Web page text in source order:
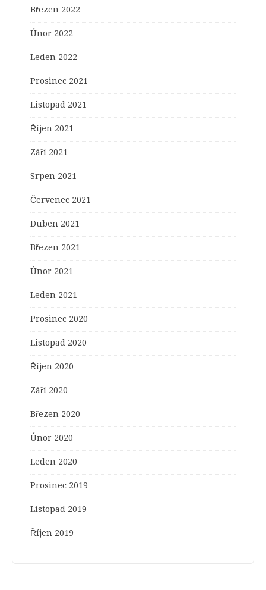
Březen 2022
Únor 2022
Leden 2022
Prosinec 2021
Listopad 2021
Říjen 2021
Září 2021
Srpen 2021
Červenec 2021
Duben 2021
Březen 2021
Únor 2021
Leden 2021
Prosinec 2020
Listopad 2020
Říjen 2020
Září 2020
Březen 2020
Únor 2020
Leden 2020
Prosinec 2019
Listopad 2019
Říjen 2019